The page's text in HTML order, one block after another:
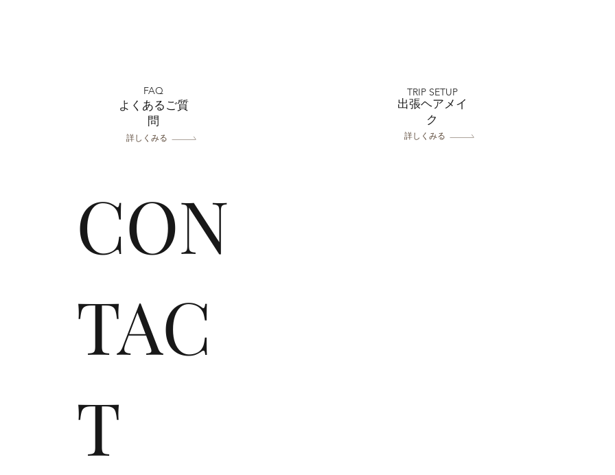
やっておきたいこと｜フォト
スタジオミルフィーユ浦和店
CON
TAC
T
FAQ
よくあるご質
問
詳しくみる
TRIP SETUP
出張ヘアメイ
ク
詳しくみる